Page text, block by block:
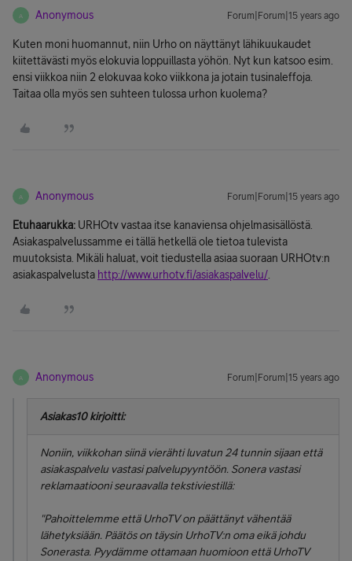
A Anonymous Forum|Forum|15 years ago
Kuten moni huomannut, niin Urho on näyttänyt lähikuukaudet
kiitettävästi myös elokuvia loppuillasta yöhön. Nyt kun katsoo esim.
ensi viikkoa niin 2 elokuvaa koko viikkona ja jotain tusinaleffoja.
Taitaa olla myös sen suhteen tulossa urhon kuolema?
A Anonymous Forum|Forum|15 years ago
Etuhaarukka: URHOtv vastaa itse kanaviensa ohjelmasisällöstä.
Asiakaspalvelussamme ei tällä hetkellä ole tietoa tulevista
muutoksista. Mikäli haluat, voit tiedustella asiaa suoraan URHOtv:n
asiakaspalvelusta http://www.urhotv.fi/asiakaspalvelu/
A Anonymous Forum|Forum|15 years ago
Asiakas10 kirjoitti:
Noniin, viikkohan siinä vierähti luvatun 24 tunnin sijaan että
asiakaspalvelu vastasi palvelupyyntöön. Sonera vastasi
reklamaatiooni seuraavalla tekstiviestillä:
"Pahoittelemme että UrhoTV on päättänyt vähentää
lähetyksiään. Päätös on täysin UrhoTV:n oma eikä johdu
Sonerasta. Pyydämme ottamaan huomioon että UrhoTV